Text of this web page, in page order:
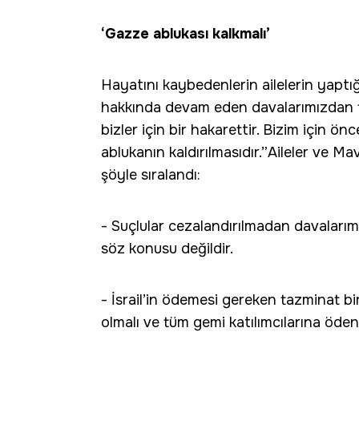
‘Gazze ablukası kalkmalı’
Hayatını kaybedenlerin ailelerin
hakkında devam eden
bizler için bir hakarettir. Bizim için
ablukanın kaldırılmasıdır.”Aileler ve
şöyle sıralandı:
- Suçlular cezalandırılmadan
söz konusu değildir.
- İsrail’in ödemesi gereken tazminat
olmalı ve tüm gemi katılımcılarına